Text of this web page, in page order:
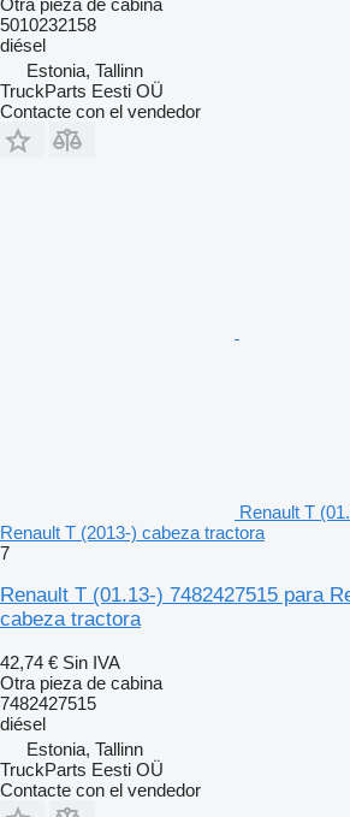
5010232158
diésel
Estonia, Tallinn
TruckParts Eesti OÜ
Contacte con el vendedor
Renault T
Renault T (2013-) cabeza tractora
7
Renault T (01.13-) 7482427515 para
cabeza tractora
42,74 € Sin IVA
Otra pieza de cabina
7482427515
diésel
Estonia, Tallinn
TruckParts Eesti OÜ
Contacte con el vendedor